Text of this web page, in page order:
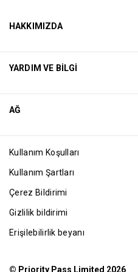
HAKKIMIZDA
Excellence Awards
Blog
YARDIM VE BILGI
AĞ
Kullanım Koşulları
Kullanım Şartları
Çerez Bildirimi
Gizlilik bildirimi
Erişilebilirlik beyanı
© Priority Pass Limited 2026